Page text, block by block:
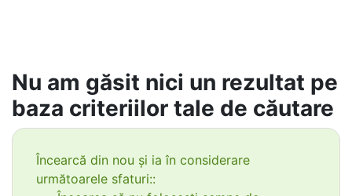
Nu am găsit nici un rezultat pe
baza criteriilor tale de căutare
Încearcă din nou și ia în considerare
următoarele sfaturi::